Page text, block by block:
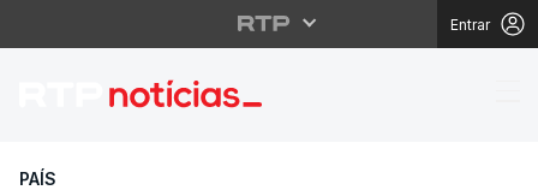
Entrar
"Fogo totalmente
PAÍS